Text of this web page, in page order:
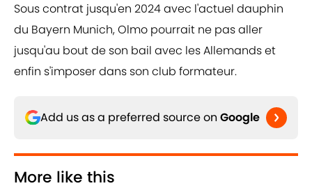
Sous contrat jusqu'en 2024 avec l'actuel dauphin
du Bayern Munich, Olmo pourrait ne pas aller
jusqu'au bout de son bail avec les Allemands et
enfin s'imposer dans son club formateur.
Add us as a preferred source on Google
More like this